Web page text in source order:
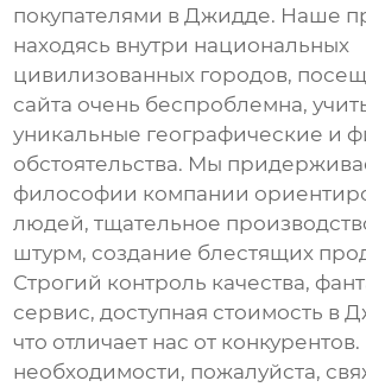
покупателями в Джидде. Наше
находясь внутри национальных
цивилизованных городов,
сайта очень беспроблемна,
уникальные географические и
обстоятельства. Мы
философии компании
людей, тщательное
штурм, создание блестящих
Строгий контроль качества,
сервис, доступная стоимость в
что отличает нас от
необходимости, пожалуйста,